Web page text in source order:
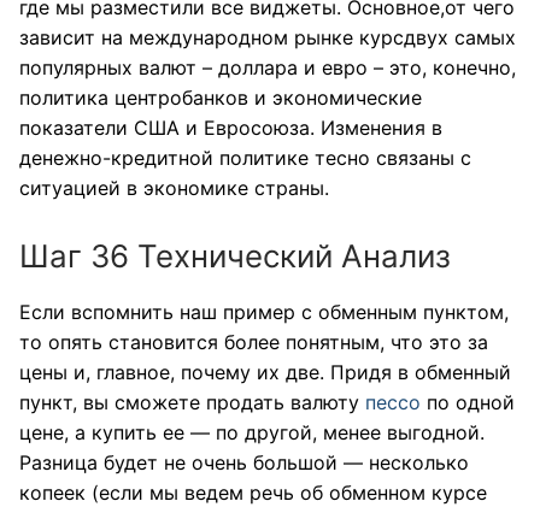
где мы разместили все виджеты. Основное,от чего
зависит на международном рынке курсдвух самых
популярных валют – доллара и евро – это, конечно,
политика центробанков и экономические
показатели США и Евросоюза. Изменения в
денежно-кредитной политике тесно связаны с
ситуацией в экономике страны.
Шаг 36 Технический Анализ
Если вспомнить наш пример с обменным пунктом,
то опять становится более понятным, что это за
цены и, главное, почему их две. Придя в обменный
пункт, вы сможете продать валюту пессо по одной
цене, а купить ее — по другой, менее выгодной.
Разница будет не очень большой — несколько
копеек (если мы ведем речь об обменном курсе